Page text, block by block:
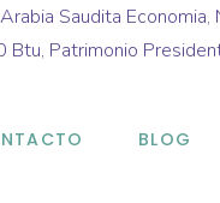
Arabia Saudita Economia,
Btu, Patrimonio
BLOG